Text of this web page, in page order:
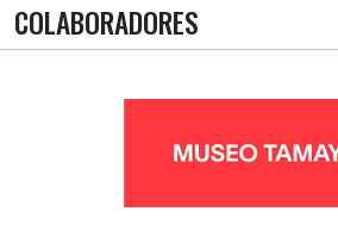
COLABORADORES